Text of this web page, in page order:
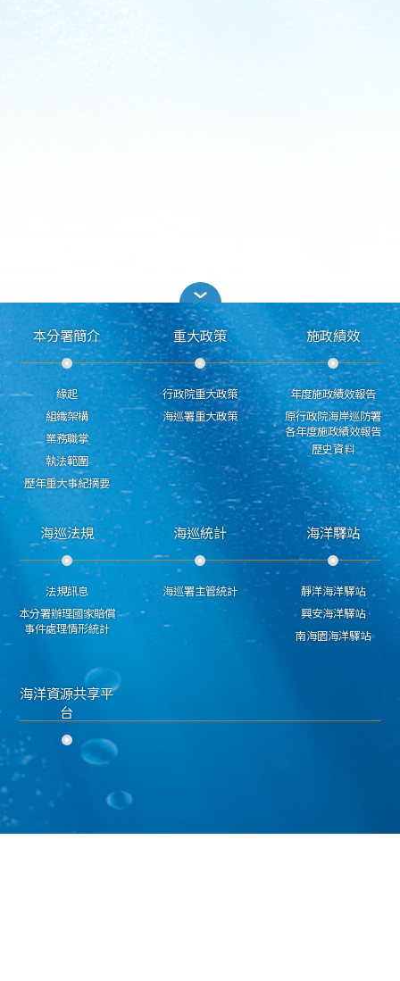
本分署簡介
緣起
組織架構
業務職掌
執法範圍
歷年重大事紀摘要
重大政策
行政院重大政策
海巡署重大政策
施政績效
年度施政績效報告
原行政院海岸巡防署
各年度施政績效報告
歷史資料
海巡法規
法規訊息
本分署辦理國家賠償
事件處理情形統計
海巡統計
海巡署主管統計
海洋驛站
靜洋海洋驛站
興安海洋驛站
南海園海洋驛站
海洋資源共享平
台